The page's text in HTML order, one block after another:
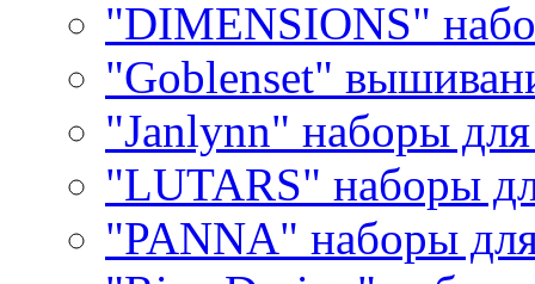
"DIMENSIONS"
"Goblenset"
"Janlynn" наборы
"LUTARS" наборы
"PANNA" наборы